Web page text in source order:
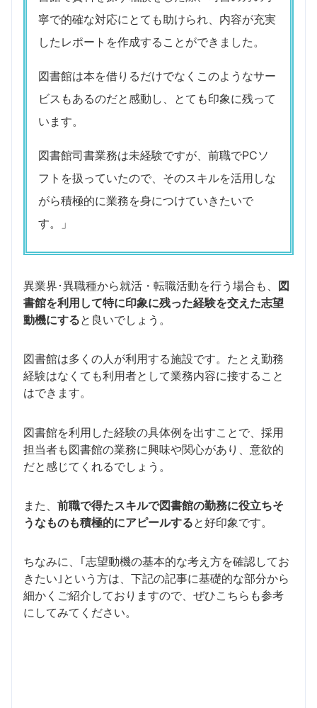
寧で的確な対応にとても助けられ、内容が充実
したレポートを作成することができました。
図書館は本を借りるだけでなくこのようなサー
ビスもあるのだと感動し、とても印象に残って
います。
図書館司書業務は未経験ですが、前職でPCソ
フトを扱っていたので、そのスキルを活用しな
がら積極的に業務を身につけていきたいで
す。」
異業界･異職種から就活・転職活動を行う場合も、
図
書館を利用して特に印象に残った経験を交えた志望
動機にすると良いでしょう。
図書館は多くの人が利用する施設です。たとえ勤務
経験はなくても利用者として業務内容に接すること
はできます。
図書館を利用した経験の具体例を出すことで、採用
担当者も図書館の業務に興味や関心があり、意欲的
だと感じてくれるでしょう。
また、 前職で得たスキルで図書館の勤務に役立ちそ
うなものも積極的にアピールすると好印象です。
ちなみに、｢志望動機の基本的な考え方を確認してお
きたい｣という方は、下記の記事に基礎的な部分から
細かくご紹介しておりますので、ぜひこちらも参考
にしてみてください。